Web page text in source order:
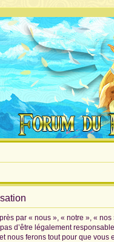
par « nous », « notre », «
d’être légalement
nous ferons tout pour que